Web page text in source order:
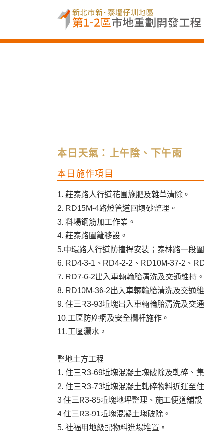
本日天氣：上午陰、下午雨
本日施作項目
1. 莊泰路人行道花圃施肥及雜草清除。
2. RD15M-4路燈管道回填砂整理。
3. 料場鋼筋加工作業。
4. 莊泰路圍籬移設。
5.中環路人行道防撞桿安裝；泰林路一段
6. RD4-3-1、RD4-2-2、RD10M-37-2、
7. RD7-6-2出入車輛輪胎清洗及交通維持。
8. RD10M-36-2出入車輛輪胎清洗及交通維
9. 住三R3-93坵塊出入車輛輪胎清洗及交通
10.工區防塵網及安全欄杆施作。
11.工區灑水。
整地土方工程
1. 住三R3-69坵塊混凝土塊破除及軋碎、
2. 住三R3-73坵塊混凝土軋碎物料近運至
3 住三R3-85坵塊地坪整理、施工便道舖設
4 住三R3-91坵塊混凝土塊破除。
5. 社福用地級配物料進場堆置。